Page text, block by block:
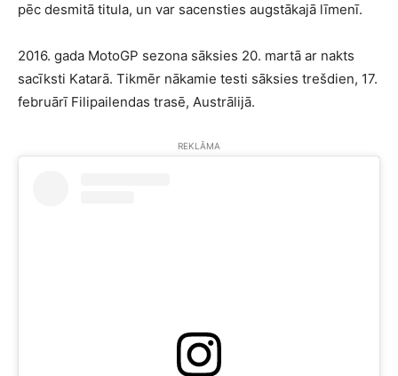
pēc desmitā titula, un var sacensties augstākajā līmenī.
2016. gada MotoGP sezona sāksies 20. martā ar nakts
sacīksti Katarā. Tikmēr nākamie testi sāksies trešdien, 17.
februārī Filipailendas trasē, Austrālijā.
REKLĀMA